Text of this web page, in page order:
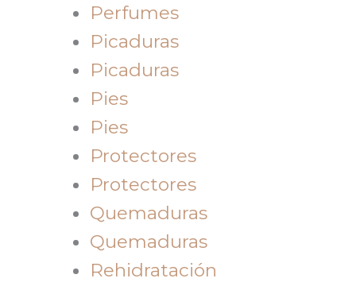
Perfumes
Picaduras
Picaduras
Pies
Pies
Protectores
Protectores
Quemaduras
Quemaduras
Rehidratación